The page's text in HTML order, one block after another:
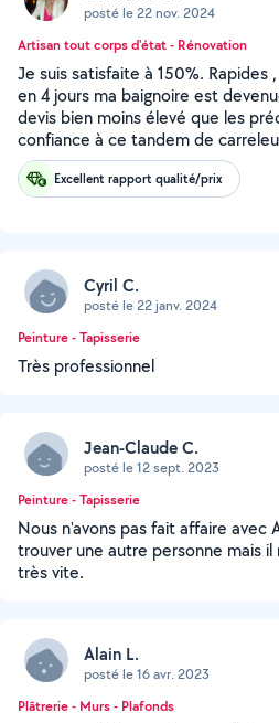
posté le 22 nov. 2024
Artisan tout corps d'état - Rénovation
Je suis satisfaite à 150%. Rapides
en 4 jours ma baignoire est
devis bien moins élevé que les
confiance à ce tandem de
Excellent rapport qualité/prix
Cyril C.
posté le 22 janv. 2024
Peinture - Tapisserie
Très professionnel
Jean-Claude C.
posté le 12 sept. 2023
Peinture - Tapisserie
Nous n'avons pas fait affaire avec
trouver une autre personne mais
très vite.
Alain L.
posté le 16 avr. 2023
Plâtrerie - Murs - Plafonds